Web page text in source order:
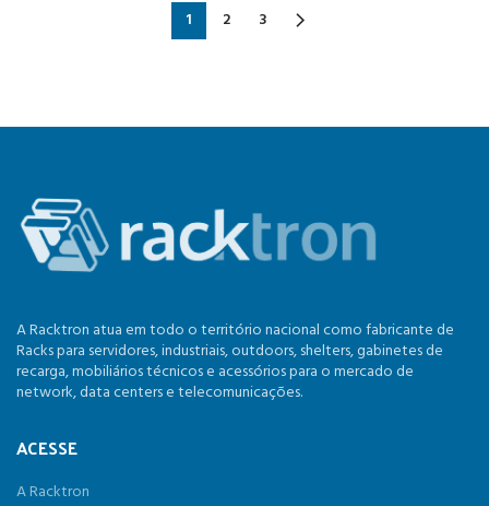
1 2 3
A Racktron atua em todo o território nacional como fabricante de
Racks para servidores, industriais, outdoors, shelters, gabinetes de
recarga, mobiliários técnicos e acessórios para o mercado de
network, data centers e telecomunicações.
ACESSE
A Racktron